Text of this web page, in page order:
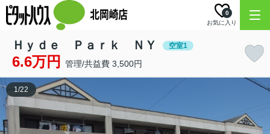
お気に入り
0
Ｈｙｄｅ Ｐａｒｋ ＮＹ 空室1
6.6万円 管理/共益費 3,500円
1/22